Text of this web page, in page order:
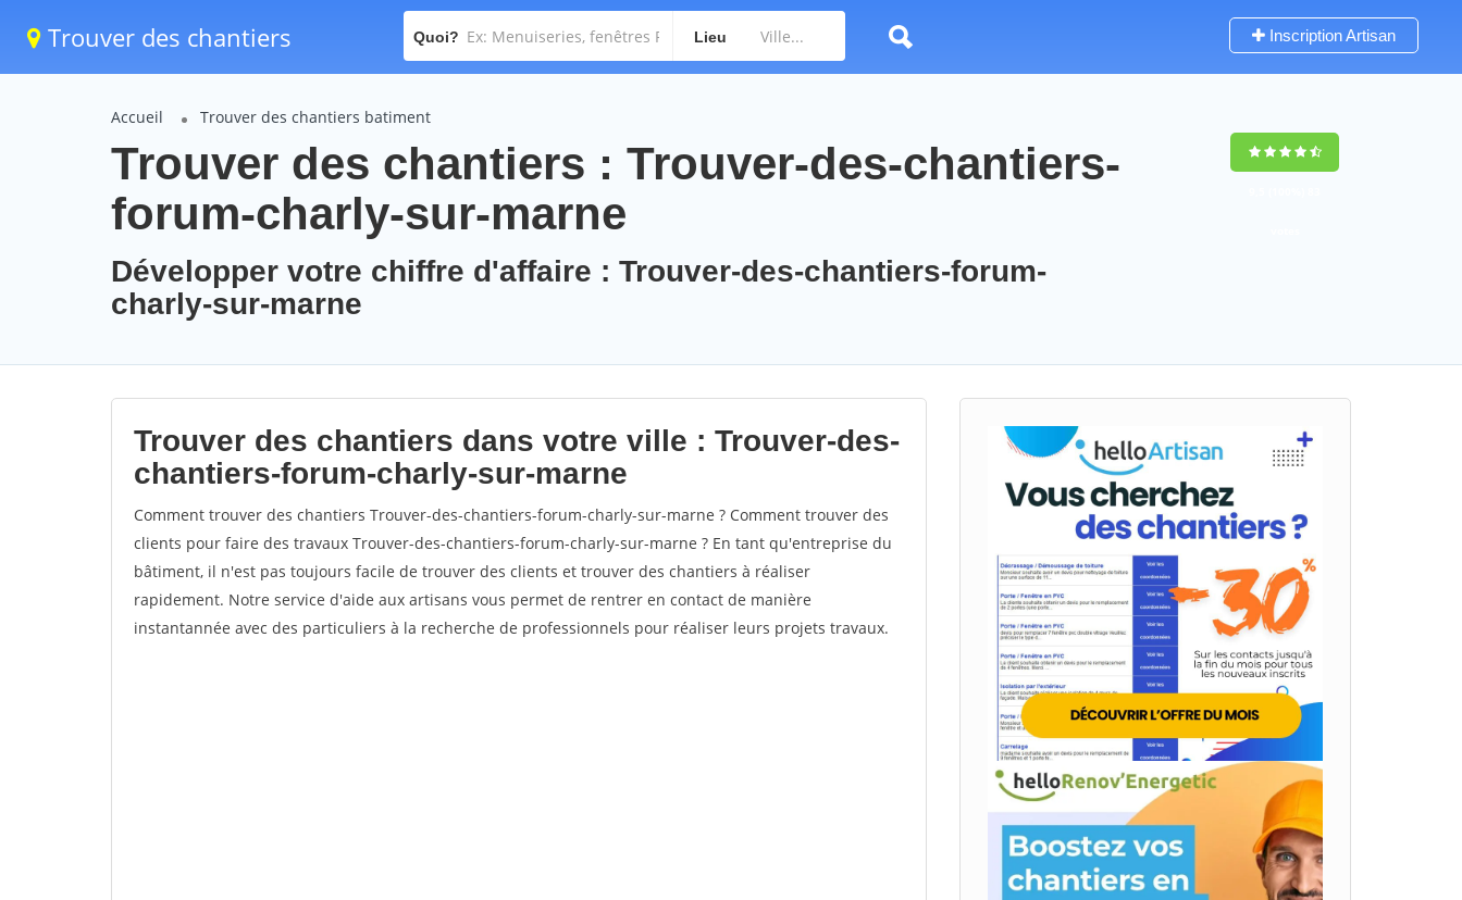
Trouver des chantiers Quoi? Lieu Inscription Artisan
Accueil Trouver des chantiers batiment
Trouver des chantiers : Trouver-des-chantiers-
forum-charly-sur-marne
Développer votre chiffre d'affaire : Trouver-des-chantiers-forum-
charly-sur-marne
Trouver des chantiers dans votre ville : Trouver-des-
chantiers-forum-charly-sur-marne
Comment trouver des chantiers Trouver-des-chantiers-forum-charly-sur-marne ? Comment trouver des
clients pour faire des travaux Trouver-des-chantiers-forum-charly-sur-marne ? En tant qu'entreprise du
bâtiment, il n'est pas toujours facile de trouver des clients et trouver des chantiers à réaliser
rapidement. Notre service d'aide aux artisans vous permet de rentrer en contact de manière
instantannée avec des particuliers à la recherche de professionnels pour réaliser leurs projets travaux.